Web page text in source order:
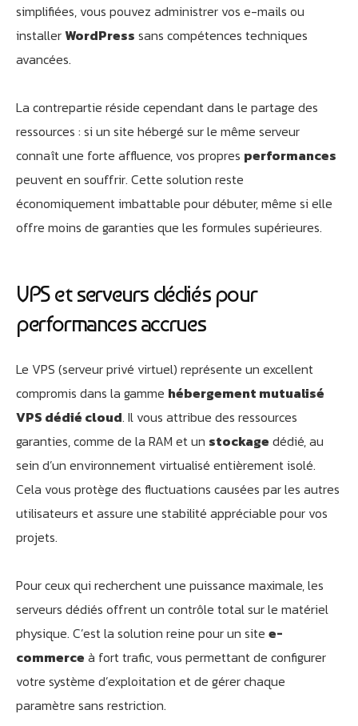
simplifiées, vous pouvez administrer vos e-mails ou
installerWordPress sans compétences techniques
avancées.
La contrepartie réside cependant dans le partage des
ressources : si un site hébergé sur le même serveur
connaît une forte affluence, vos propres performances
peuvent en souffrir. Cette solution reste
économiquement imbattable pour débuter, même si elle
offre moins de garanties que les formules supérieures.
VPS et serveurs dédiés pour
performances accrues
Le VPS (serveur privé virtuel) représente un excellent
compromis dans la gamme hébergement mutualisé
VPS dédié cloud. Il vous attribue des ressources
garanties, comme de la RAM et un stockage dédié, au
sein d’un environnement virtualisé entièrement isolé.
Cela vous protège des fluctuations causées par les autres
utilisateurs et assure une stabilité appréciable pour vos
projets.
Pour ceux qui recherchent une puissance maximale, les
serveurs dédiés offrent un contrôle total sur le matériel
physique. C’est la solution reine pour un site e-
commerce à fort trafic, vous permettant de configurer
votre système d’exploitation et de gérer chaque
paramètre sans restriction.